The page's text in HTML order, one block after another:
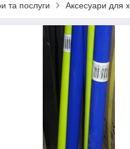
та послуги Аксесуари для